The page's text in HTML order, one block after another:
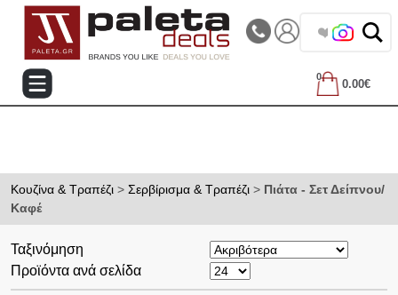
Τηλεφωνικές Παραγγελίες: 2105714144 |||
❤️ Βρες τα
0
0.00€
Κουζίνα & Τραπέζι > Σερβίρισμα & Τραπέζι > Πιάτα - Σετ Δείπνου/
Καφέ
Ταξινόμηση
Προϊόντα ανά σελίδα